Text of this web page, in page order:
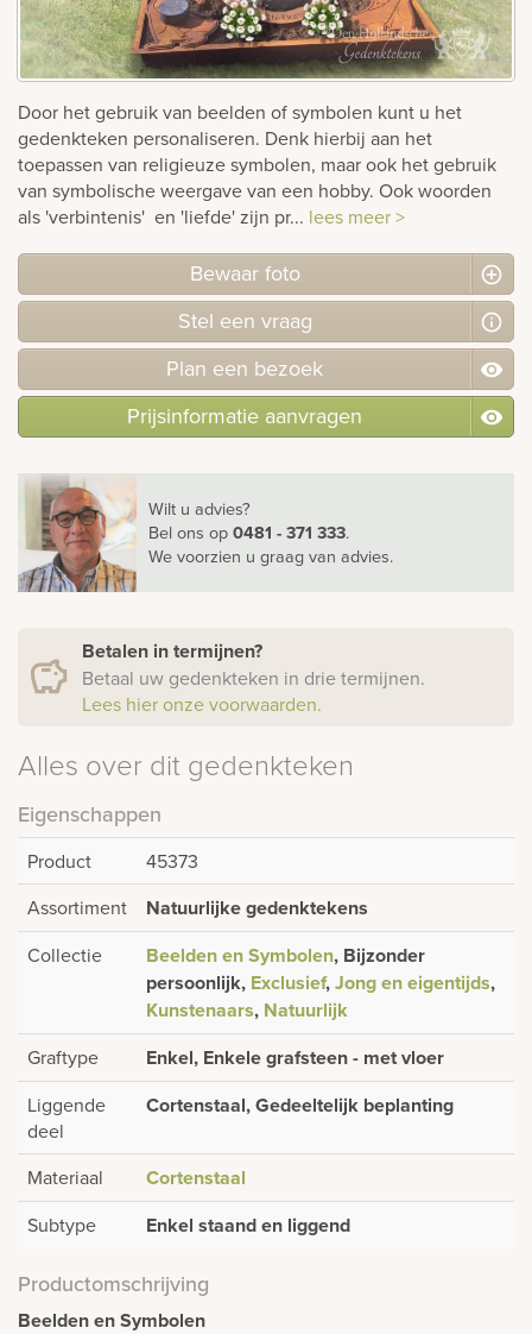
Door het gebruik van beelden of symbolen kunt u het
gedenkteken personaliseren. Denk hierbij aan het
toepassen van religieuze symbolen, maar ook het gebruik
van symbolische weergave van een hobby. Ook woorden
als 'verbintenis' en 'liefde' zijn pr... lees meer >
Bewaar foto
Stel een vraag
Plan een bezoek
Prijsinformatie aanvragen
Wilt u advies?
Bel ons op0481 - 371 333.
We voorzien u graag van advies.
Betalen in termijnen?
Betaal uw gedenkteken in drie termijnen.
Lees hier onze voorwaarden.
Alles over dit gedenkteken
Eigenschappen
Product
45373
Assortiment
Natuurlijke gedenktekens
Collectie Beelden en Symbolen, Bijzonder
persoonlijk, Exclusief,Jong en eigentijds,
Kunstenaars, Natuurlijk
Graftype Enkel, Enkele grafsteen - met vloer
Liggende
deel
Cortenstaal, Gedeeltelijk beplanting
Materiaal Cortenstaal
Subtype Enkel staand en liggend
Productomschrijving
Beelden en Symbolen